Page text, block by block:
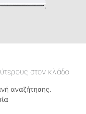
στον κλάδο
αναζήτησης.